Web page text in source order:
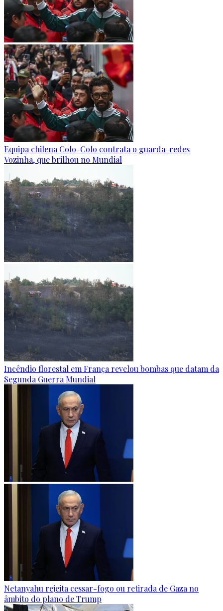
Equipa chilena Colo-Colo contrata o guarda-redes
Vozinha, que brilhou no Mundial
Incêndio florestal em França revelou bombas que datam da
Segunda Guerra Mundial
Netanyahu rejeita cessar-fogo ou retirada de Gaza no
âmbito do plano de Trump